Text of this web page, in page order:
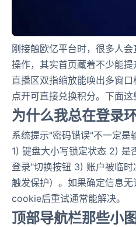
刚接触欧亿平台时，很多人
操作，其实首页藏着不少能
直播区双指缩放能唤出多窗
点开可直接兑换积分。下面这
为什么我总在登录
系统提示"密码错误"不一定是
1) 键盘大小写锁定状态 2) 是
登录"切换按钮 3) 账户被临
触发保护）。如果确定信息
cookie后重试通常能解决。
顶部导航栏那些小